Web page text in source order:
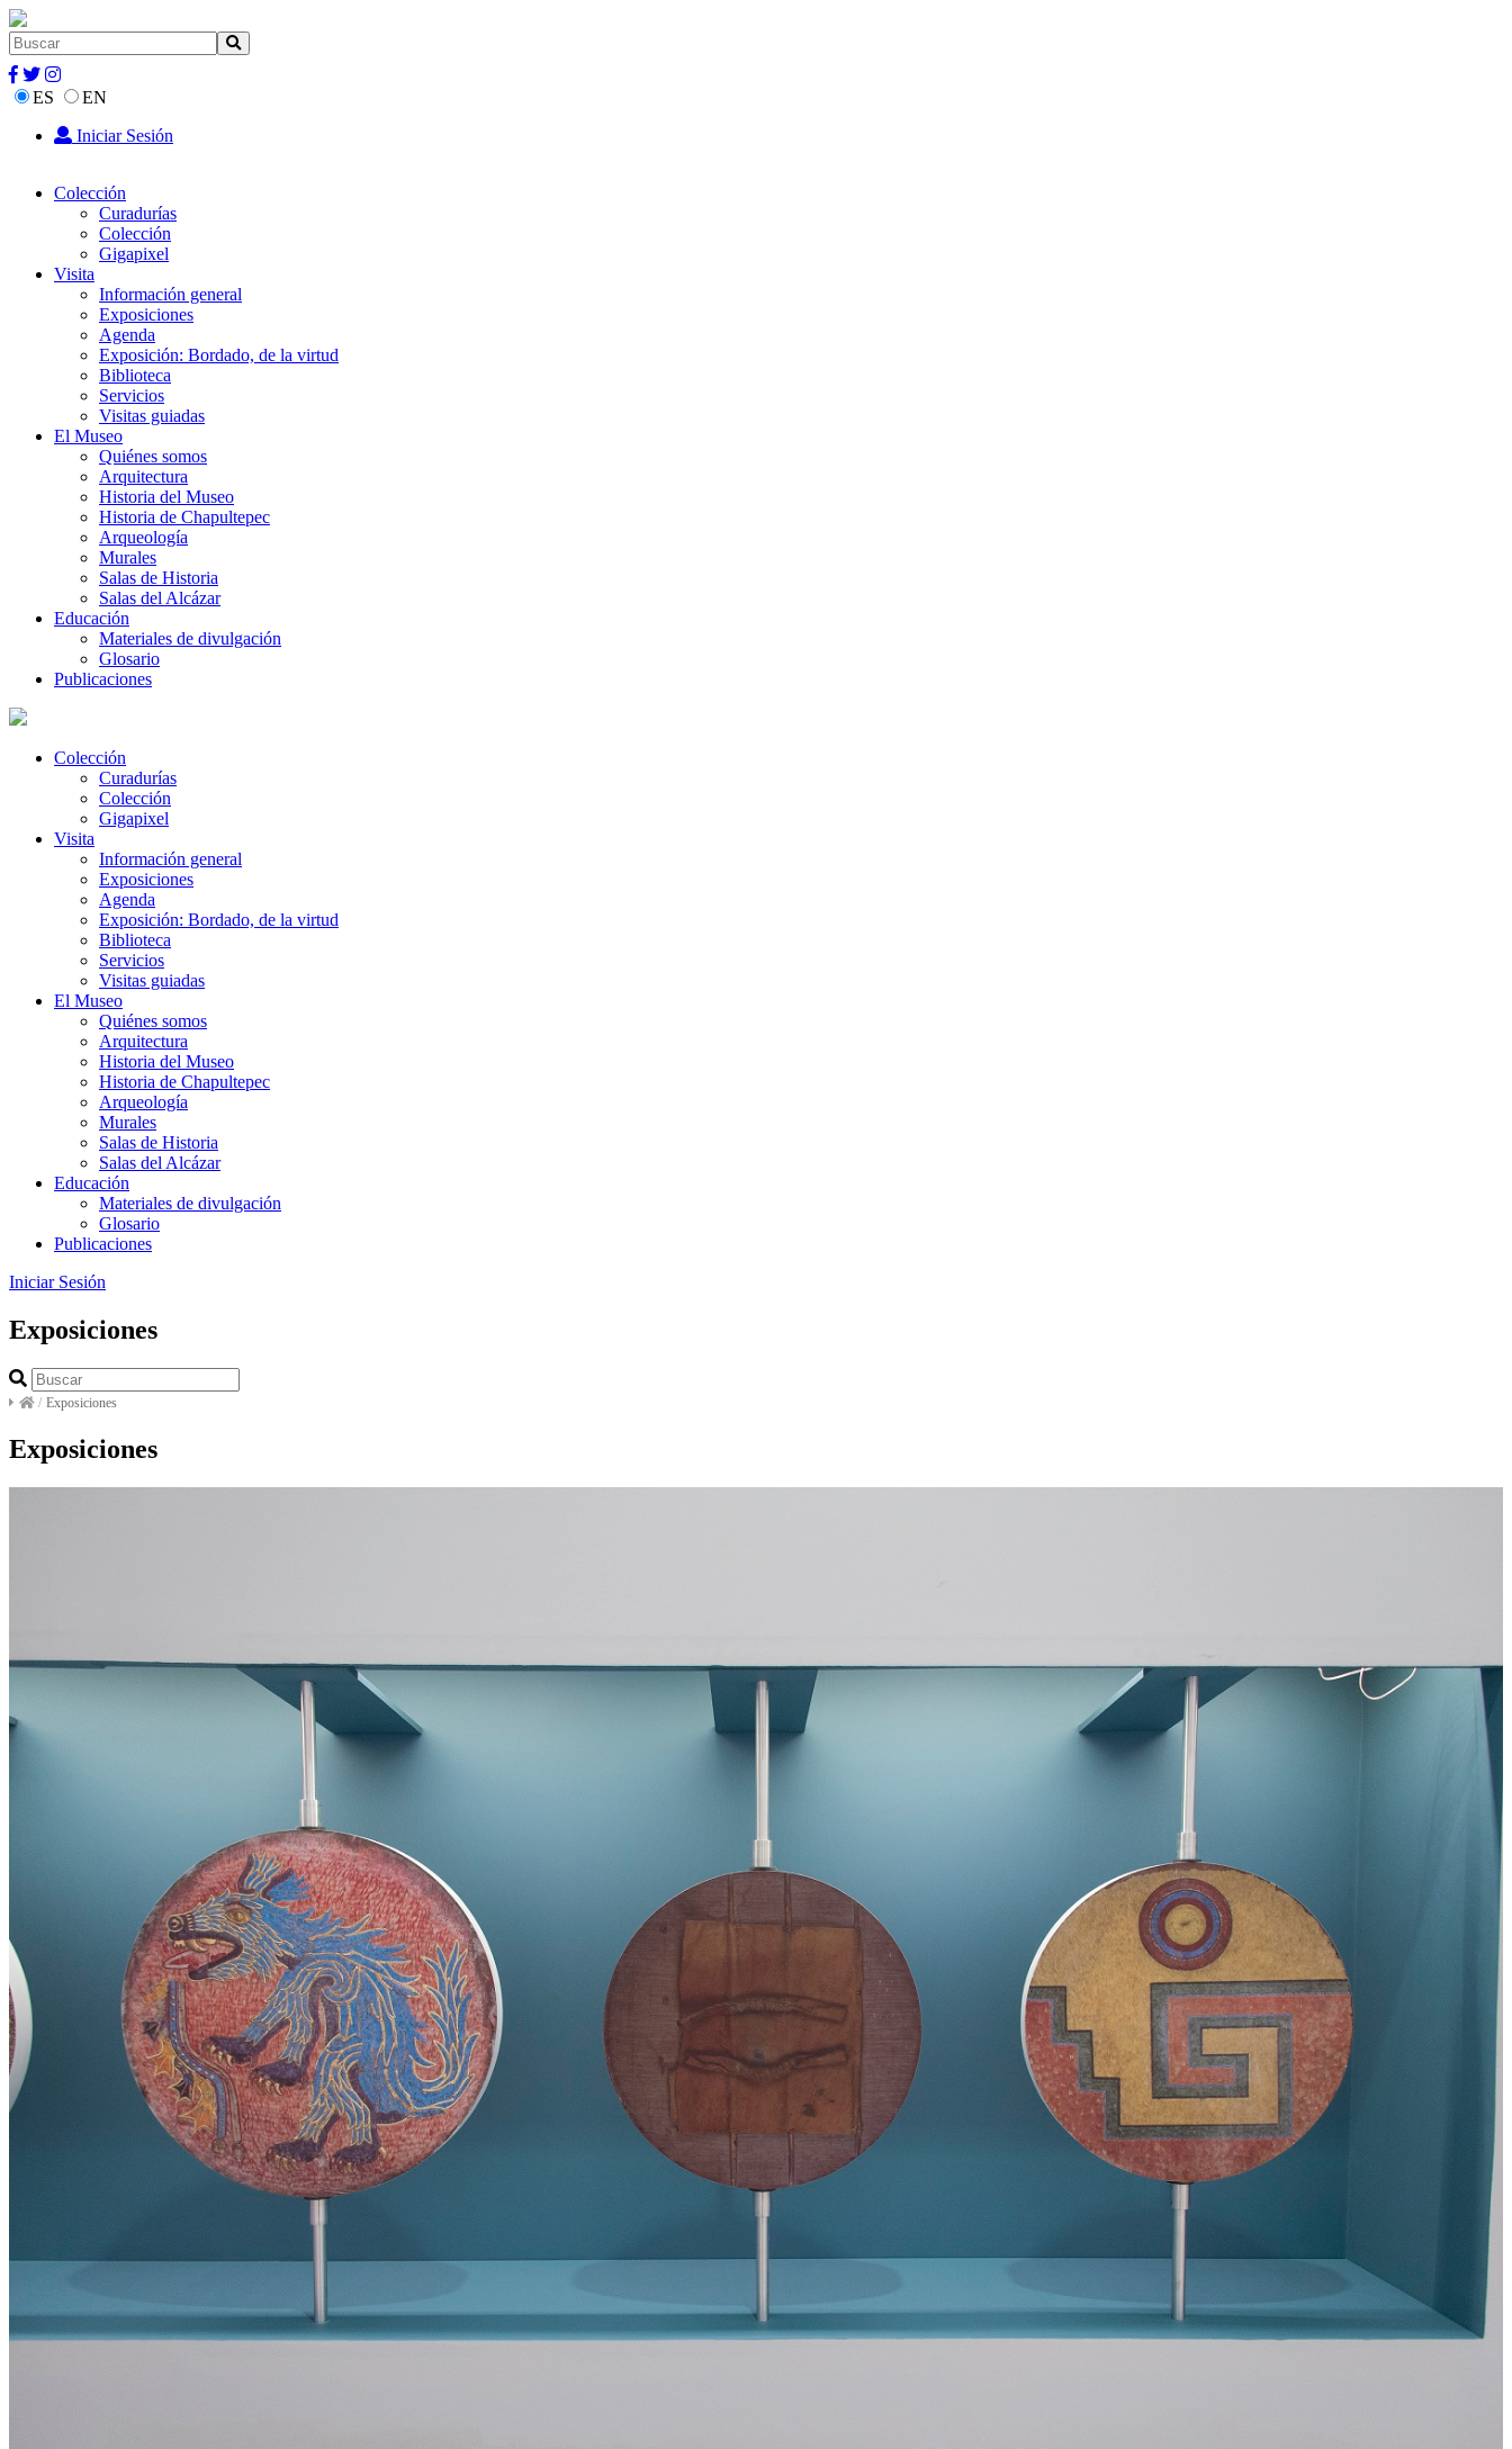
ES
EN
Iniciar Sesión
Colección
Curadurías
Colección
Gigapixel
Visita
Información general
Exposiciones
Agenda
Exposición: Bordado, de la virtud
Biblioteca
Servicios
Visitas guiadas
El Museo
Quiénes somos
Arquitectura
Historia del Museo
Historia de Chapultepec
Arqueología
Murales
Salas de Historia
Salas del Alcázar
Educación
Materiales de divulgación
Glosario
Publicaciones
Colección
Curadurías
Colección
Gigapixel
Visita
Información general
Exposiciones
Agenda
Exposición: Bordado, de la virtud
Biblioteca
Servicios
Visitas guiadas
El Museo
Quiénes somos
Arquitectura
Historia del Museo
Historia de Chapultepec
Arqueología
Murales
Salas de Historia
Salas del Alcázar
Educación
Materiales de divulgación
Glosario
Publicaciones
Iniciar Sesión
Exposiciones
/ Exposiciones
Exposiciones